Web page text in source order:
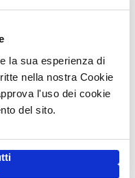
la sua esperienza di
nella nostra Cookie
l'uso dei cookie
del sito.